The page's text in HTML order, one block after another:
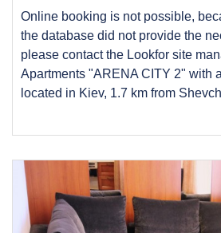
Online booking is not possible,
the database did not provide the
please contact the Lookfor site
Apartments "ARENA CITY 2" with
located in Kiev, 1.7 km from